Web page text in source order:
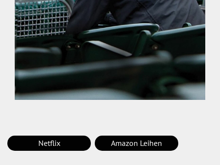
Netflix Amazon Leihen